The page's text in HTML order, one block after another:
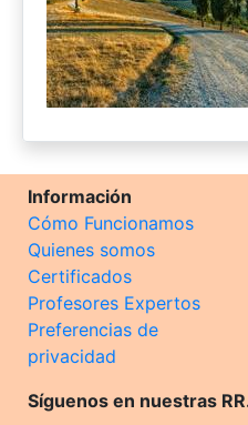
Información
Cómo Funcionamos
Quienes somos
Certificados
Profesores Expertos
Preferencias de
privacidad
Síguenos en nuestras